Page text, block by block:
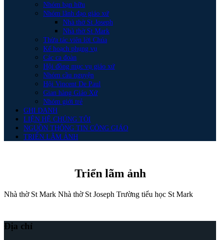
Nhóm bạn hữu
Nhóm lãnh đạo giáo xứ
Nhà thờ St Joseph
Nhà thờ St Mark
Thừa tác viên lời Chúa
Kế hoạch phụng vụ
Các ca đoàn
Hội đồng mục vụ giáo xứ
Nhóm cầu nguyện
Hội Vincent De Paul
Gian hàng Giáo Xứ
Nhóm giới trẻ
GHI DANH
LIỆN HỆ CHÚNG TÔI
NGUỒN THÔNG TIN CÔNG GIÁO
TRIỂN LÃM ẢNH
Triển lãm ảnh
Nhà thờ St Mark Nhà thờ St Joseph Trường tiểu học St Mark
Địa chỉ